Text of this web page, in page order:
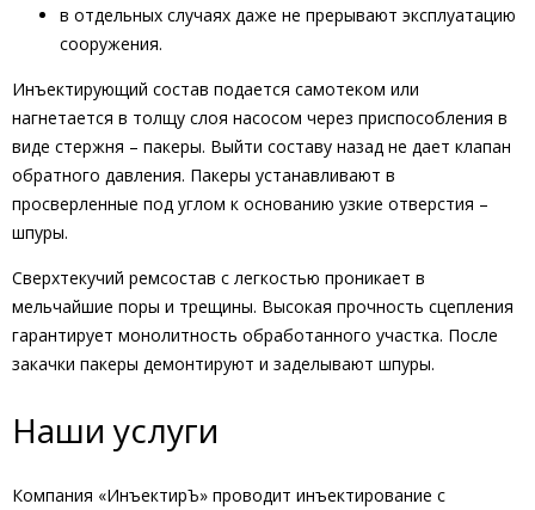
в отдельных случаях даже не прерывают эксплуатацию
сооружения.
Инъектирующий состав подается самотеком или
нагнетается в толщу слоя насосом через приспособления в
виде стержня – пакеры. Выйти составу назад не дает клапан
обратного давления. Пакеры устанавливают в
просверленные под углом к основанию узкие отверстия –
шпуры.
Сверхтекучий ремсостав с легкостью проникает в
мельчайшие поры и трещины. Высокая прочность сцепления
гарантирует монолитность обработанного участка. После
закачки пакеры демонтируют и заделывают шпуры.
Наши услуги
Компания «ИнъектирЪ» проводит инъектирование с